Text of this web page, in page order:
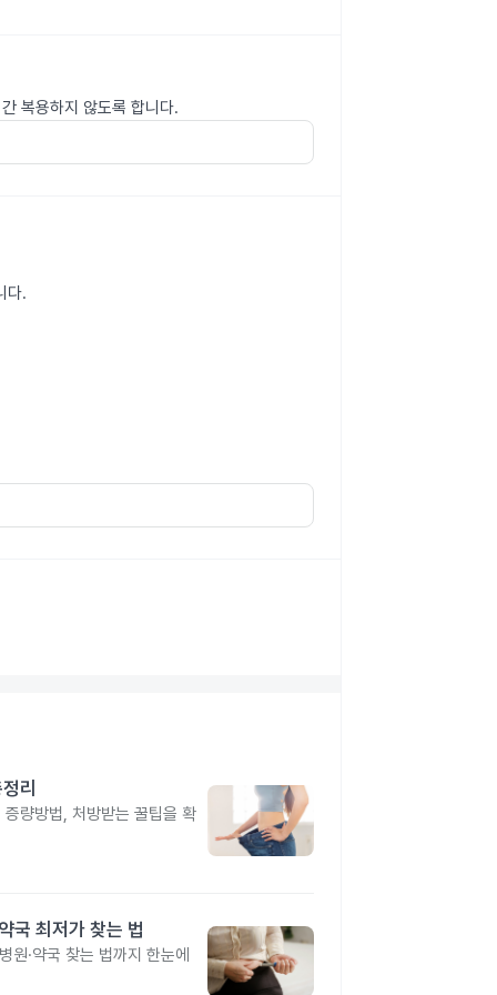
복용하지 않도록 합니다.
다.
리
량방법, 처방받는 꿀팁을 확
국 최저가 찾는 법
·약국 찾는 법까지 한눈에